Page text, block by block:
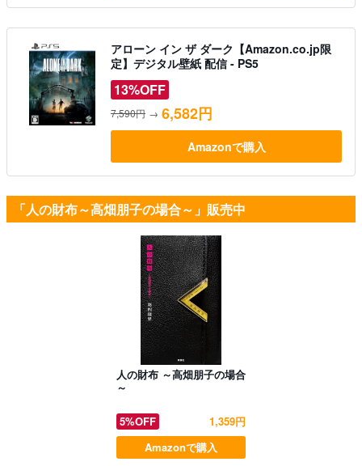
アローン イン ザ ダーク【Amazon.co.jp限
定】デジタル壁紙 配信 - PS5
13%OFF
7,590円 → 6,582円
Amazonで購入
「人の財布～高畑朋子の場合～」販売中
人の財布 ～高畑朋子の場合
～
5%OFF
1,359円
Amazonで購入